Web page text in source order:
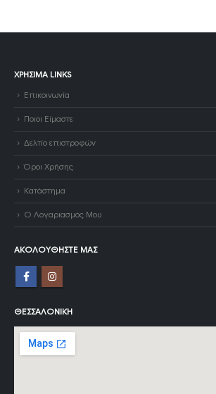
ΧΡΉΣΙΜΑ LINKS
Επικοινωνία
Ποιοι Είμαστε
Δελτίο επιστροφών
Όροι Χρήσης
Κατάστημα
Ο Λογαριασμός Μου
ΑΚΟΛΟΥΘΉΣΤΕ ΜΑΣ
ΘΕΣΣΑΛΟΝΊΚΗ